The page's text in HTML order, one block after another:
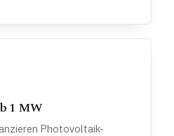
1 MW
Photovoltaik-